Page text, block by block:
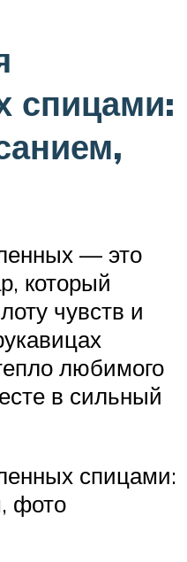
спицами:
— это
который
чувств и
любимого
в сильный
спицами:
фото